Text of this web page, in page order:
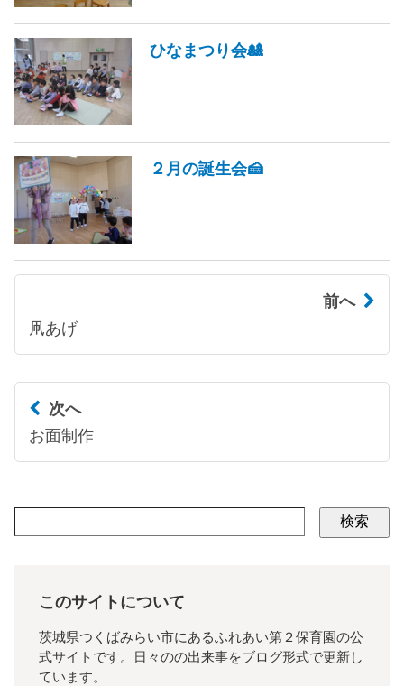
ひなまつり会🎎
２月の誕生会🍰
前へ
凧あげ
次へ
お面制作
検索
このサイトについて
茨城県つくばみらい市にあるふれあい第２保育園の公
式サイトです。日々のの出来事をブログ形式で更新し
ています。